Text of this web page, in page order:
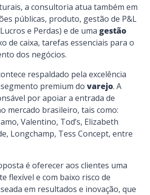
a consultoria atua também em
públicas, produto, gestão de P&L
e Perdas) e de uma gestão
de caixa, tarefas essenciais para o
dos negócios.
respaldado pela excelência
premium do varejo. A
por apoiar a entrada de
mercado brasileiro, tais como:
Valentino, Tod’s, Elizabeth
Longchamp, Tess Concept, entre
é oferecer aos clientes uma
flexível e com baixo risco de
em resultados e inovação, que